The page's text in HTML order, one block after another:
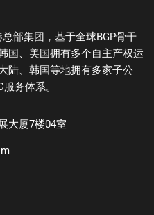
部集团，基于全球BGP骨干
国、美国拥有多个自主产权运
陆、韩国等地拥有多家子公
务体系。
大厦7楼04室